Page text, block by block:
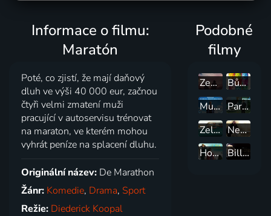
Informace o filmu:
Maratón
Poté, co zjistí, že mají daňový
dluh ve výši 40 000 eur, začnou
čtyři velmi zmatení muži
pracující v autoservisu trénovat
na maraton, ve kterém mohou
vyhrát peníze na splacení dluhu.
Originální název: De Marathon
Žánr: Komedie, Drama, Sport
Režie: Diederick Koopal
Podobné
filmy
Země zaslíbená
Bůh masakru
Muž jménem Ove
Parazit
Zelená kniha
Nedotknutelní
Hon na pačlověky
Billy Crystal: 700 nedělí